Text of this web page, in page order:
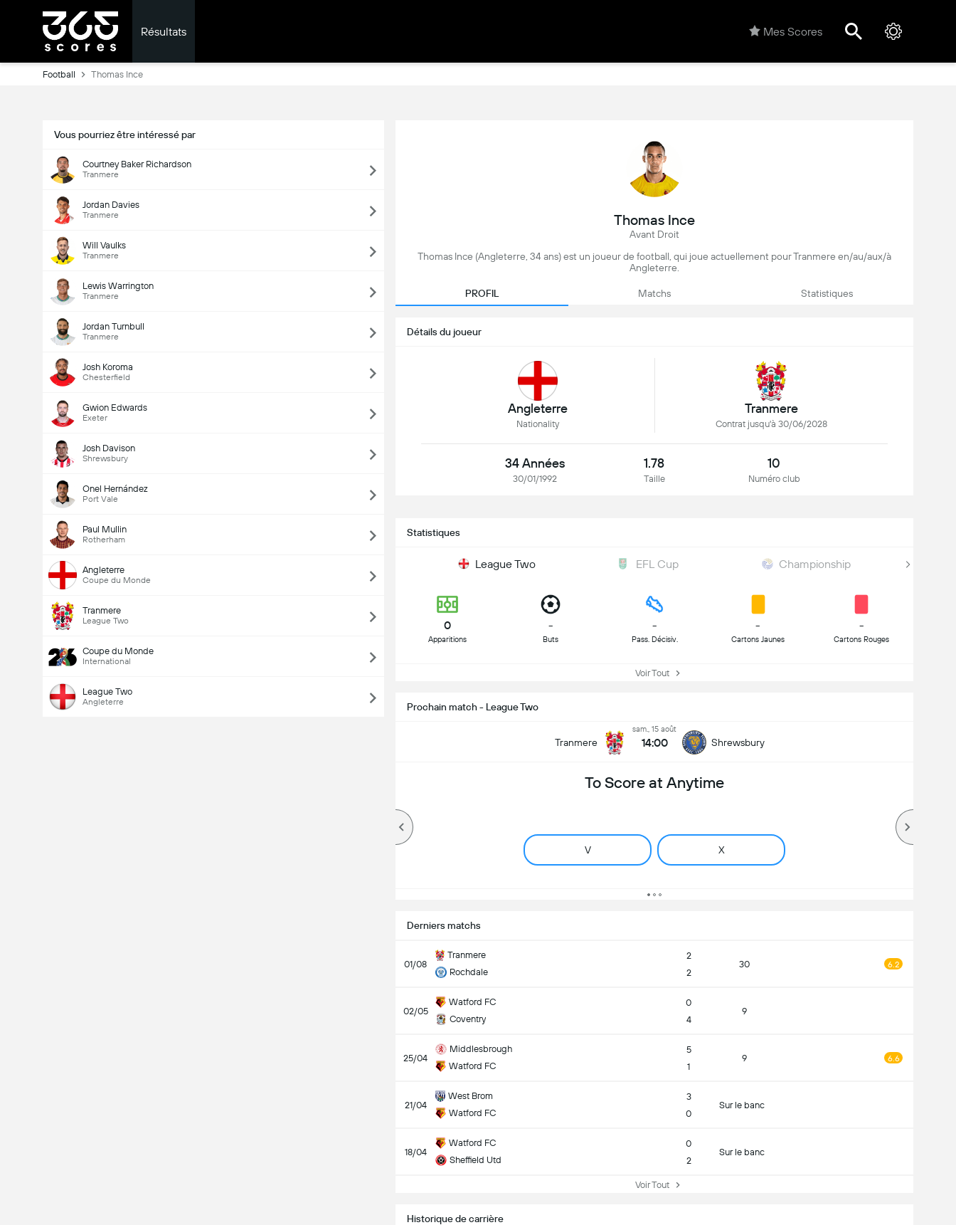
Résultats Mes Scores
Football Thomas Ince
Vous pourriez être intéressé par
Courtney Baker Richardson
Tranmere
Jordan Davies
Tranmere
Will Vaulks
Tranmere
Lewis Warrington
Tranmere
Jordan Turnbull
Tranmere
Josh Koroma
Chesterfield
Gwion Edwards
Exeter
Josh Davison
Shrewsbury
Onel Hernández
Port Vale
Paul Mullin
Rotherham
Angleterre
Coupe du Monde
Tranmere
League Two
Coupe du Monde
International
League Two
Angleterre
Thomas Ince
Avant Droit
Thomas Ince (Angleterre, 34 ans) est un joueur de football, qui joue actuellement pour Tranmere en/au/aux/à
Angleterre.
PROFIL Matchs Statistiques
Détails du joueur
Angleterre
Nationality
Tranmere
Contrat jusqu'à 30/06/2028
34 Années
30/01/1992
1.78
Taille
10
Numéro club
Statistiques
League Two EFL Cup Championship
0
Apparitions
-
Buts
-
Pass. Décisiv.
-
Cartons Jaunes
-
Cartons Rouges
Voir Tout
Prochain match - League Two
Tranmere
sam., 15 août
14:00 Shrewsbury
To Score at Anytime
V X
Derniers matchs
01/08
Tranmere
Rochdale
2
2
30 6.2
02/05
Watford FC
Coventry
0
4
9
25/04
Middlesbrough
Watford FC
5
1
9 6.6
21/04
West Brom
Watford FC
3
0
Sur le banc
18/04
Watford FC
Sheffield Utd
0
2
Sur le banc
Voir Tout
Historique de carrière